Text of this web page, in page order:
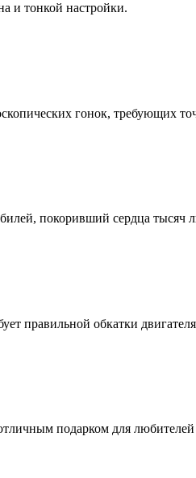
и тонкой настройки.
гонок, требующих
покоривший сердца тысяч
правильной обкатки
подарком для любителей